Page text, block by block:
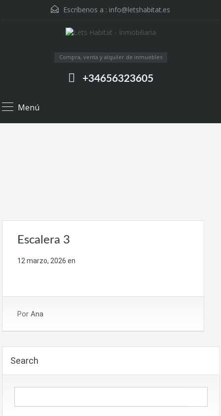
Escríbenos a : info@letshabitat.es
Compra, venta y alquiler de inmuebles
+34656323605
Menú
Escalera 3
12 marzo, 2026 en
Por Ana
Search